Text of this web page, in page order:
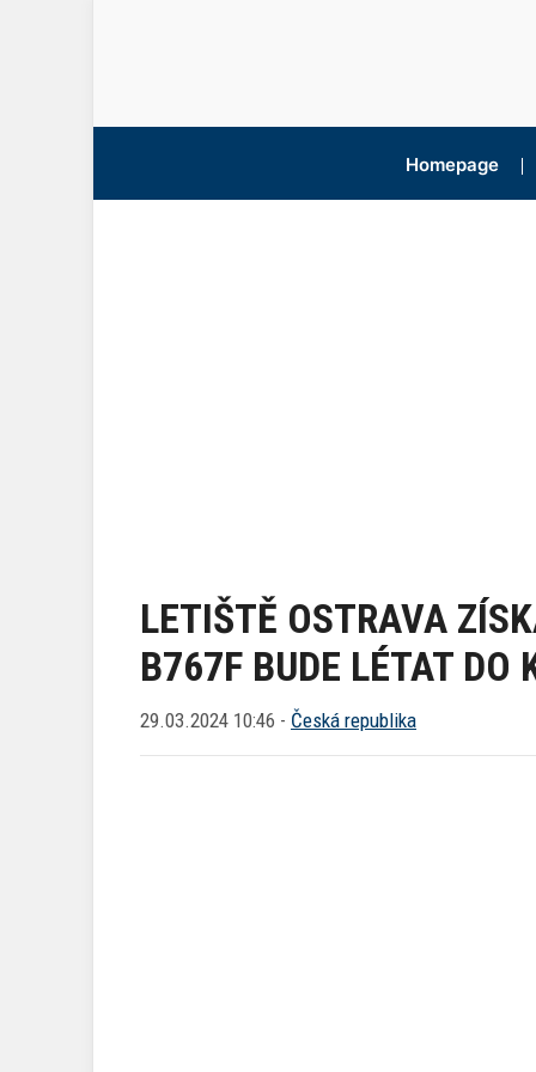
Homepage
LETIŠTĚ OSTRAVA
B767F BUDE LÉTAT DO
29.03.2024 10:46 - Česká republika